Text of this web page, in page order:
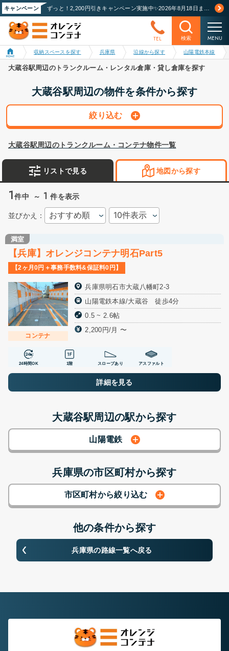
キャンペーン
TEL 検索 MENU
収納スペースを探す 兵庫県 沿線から探す 山陽電鉄本線
大蔵谷駅周辺のトランクルーム・レンタル倉庫・貸し倉庫を探す
大蔵谷駅周辺の物件を条件から探す
絞り込む
大蔵谷駅周辺のトランクルーム・コンテナ物件一覧
リストで見る 地図から探す
1件中 ～ 1件を表示
並びかえ：
満室
【兵庫】オレンジコンテナ明石Part5
【2ヶ月0円＋事務手数料&保証料0円】
コンテナ
兵庫県明石市大蔵八幡町2-3
山陽電鉄本線/大蔵谷 徒歩4分
0.5 ~ 2.6帖
2,200円/月 〜
24時間OK 1階 スロープあり アスファルト
詳細を見る
大蔵谷駅周辺の駅から探す
山陽電鉄
兵庫県の市区町村から探す
市区町村から絞り込む
他の条件から探す
兵庫県の路線一覧へ戻る